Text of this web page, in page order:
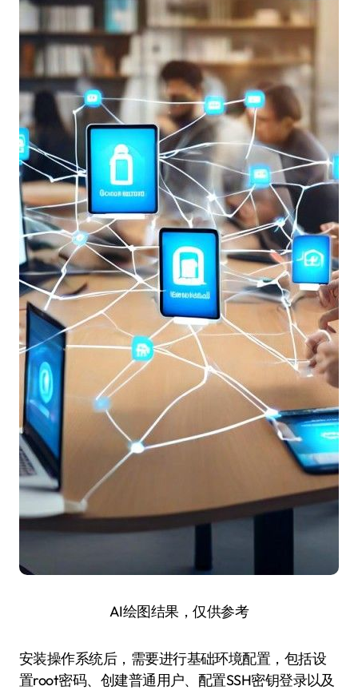
AI绘图结果，仅供参考
安装操作系统后，需要进行基础环境配置，包括设
置root密码、创建普通用户、配置SSH密钥登录以及